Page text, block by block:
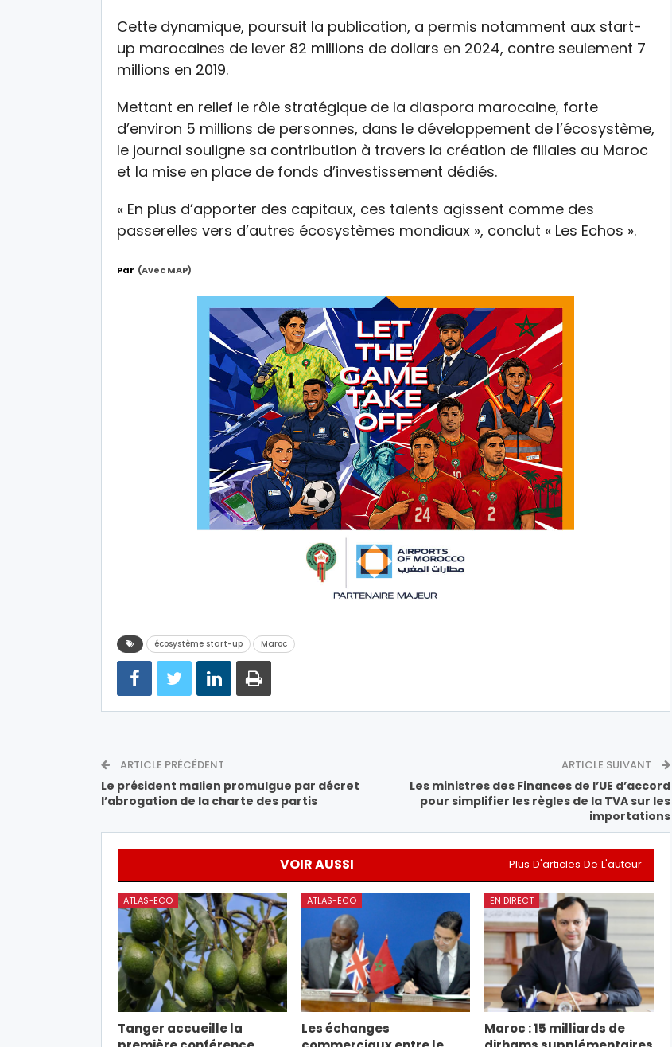
Cette dynamique, poursuit la publication, a permis notamment aux start-
up marocaines de lever 82 millions de dollars en 2024, contre seulement 7
millions en 2019.
Mettant en relief le rôle stratégique de la diaspora marocaine, forte
d’environ 5 millions de personnes, dans le développement de l’écosystème,
le journal souligne sa contribution à travers la création de filiales au Maroc
et la mise en place de fonds d’investissement dédiés.
« En plus d’apporter des capitaux, ces talents agissent comme des
passerelles vers d’autres écosystèmes mondiaux », conclut « Les Echos ».
Par (avec MAP)
écosystème start-up Maroc
ARTICLE PRÉCÉDENT
Le président malien promulgue par décret
l’abrogation de la charte des partis
ARTICLE SUIVANT
Les ministres des Finances de l’UE d’accord
pour simplifier les règles de la TVA sur les
importations
VOIR AUSSI Plus D'articles De L'auteur
ATLAS-ECO
Tanger accueille la
ATLAS-ECO
Les échanges
EN DIRECT
Maroc : 15 milliards de